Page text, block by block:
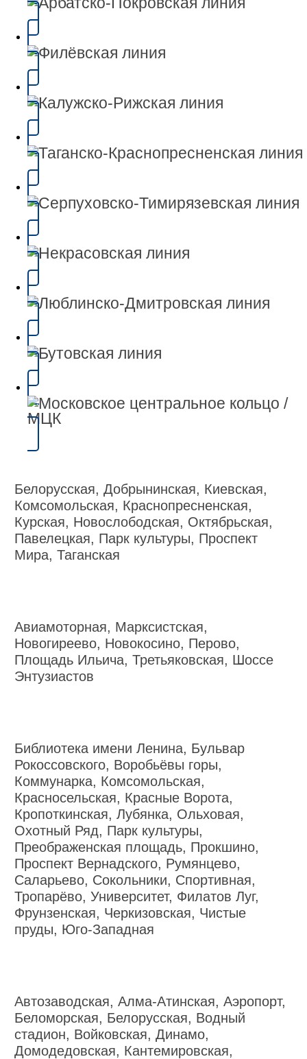
Белорусская, Добрынинская, Киевская,
Комсомольская, Краснопресненская,
Курская, Новослободская, Октябрьская,
Павелецкая, Парк культуры, Проспект
Мира, Таганская
Авиамоторная, Марксистская,
Новогиреево, Новокосино, Перово,
Площадь Ильича, Третьяковская, Шоссе
Энтузиастов
Библиотека имени Ленина, Бульвар
Рокоссовского, Воробьёвы горы,
Коммунарка, Комсомольская,
Красносельская, Красные Ворота,
Кропоткинская, Лубянка, Ольховая,
Охотный Ряд, Парк культуры,
Преображенская площадь, Прокшино,
Проспект Вернадского, Румянцево,
Саларьево, Сокольники, Спортивная,
Тропарёво, Университет, Филатов Луг,
Фрунзенская, Черкизовская, Чистые
пруды, Юго-Западная
Автозаводская, Алма-Атинская, Аэропорт,
Беломорская, Белорусская, Водный
стадион, Войковская, Динамо,
Домодедовская, Кантемировская,